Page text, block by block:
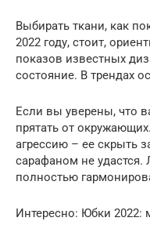
Выбирать ткани, как
2022 году, стоит,
показов известных
состояние. В трендах
Если вы уверены, что
прятать от
агрессию – ее скрыть
сарафаном не удастся.
полностью
Интересно: Юбки 2022: